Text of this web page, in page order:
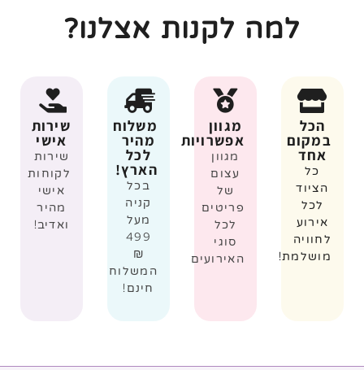
למה לקנות אצלנו?
הכל
במקום
אחד
כל
הציוד
לכל
אירוע
לחוויה
מושלמת!
מגוון
אפשרויות
מגוון
עצום
של
פריטים
לכל
סוגי
האירועים
משלוח
מהיר
לכל
הארץ!
בכל
קניה
מעל
499
₪
המשלוח
חינם!
שירות
אישי
שירות
לקוחות
אישי
מהיר
ואדיב!